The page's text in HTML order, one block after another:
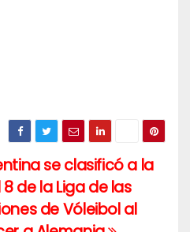
se clasificó a la
8 de la Liga de las
de Vóleibol al